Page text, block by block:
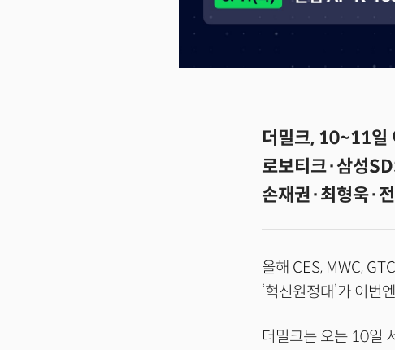
더밀크, 10~11일
로보티크·삼성
손재권·최형욱·
올해 CES, MWC,
‘혁신원정대’가 이번
더밀크는 오는 10일